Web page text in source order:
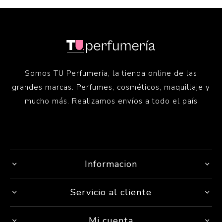
Somos TU Perfumería, la tienda online de las
grandes marcas. Perfumes, cosméticos, maquillaje y
mucho más. Realizamos envíos a todo el país
Informacion
Servicio al cliente